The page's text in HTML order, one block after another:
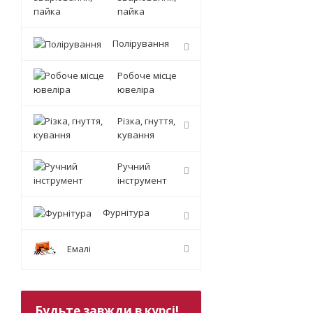
пайка
Полірування
Робоче місце
ювеліра
Різка, гнуття,
кування
Ручний
інструмент
Фурнітура
Емалі